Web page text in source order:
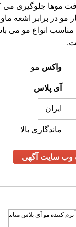
موها جلوگیری می
مو در برابر اشعه
این محصول مناسب
واکس مو
آی پلاس
ایران
ماندگاری بالا
وب سایت آگهی